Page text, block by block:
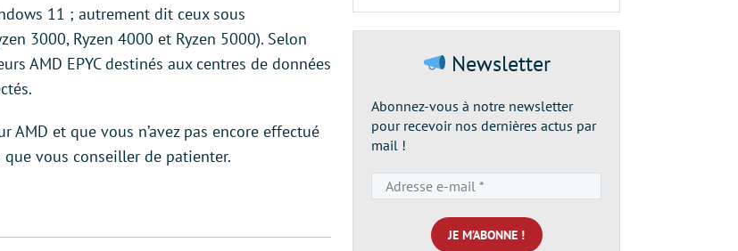
11 ; autrement dit ceux sous
3000, Ryzen 4000 et Ryzen 5000). Selon
AMD EPYC destinés aux centres de données
AMD et que vous n’avez pas encore effectué
vous conseiller de patienter.
Newsletter
Abonnez-vous à notre newsletter
pour recevoir nos dernières actus par
mail !
e-
mail
*